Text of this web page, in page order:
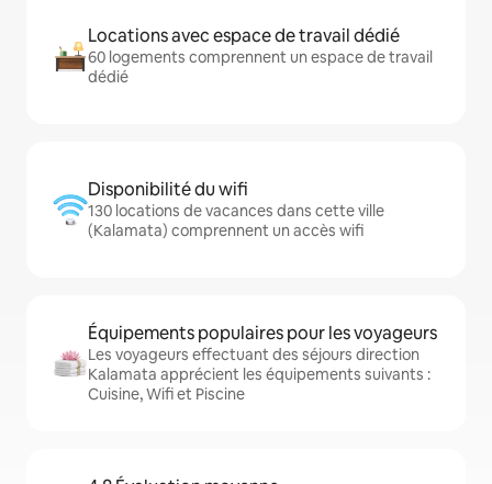
Locations avec espace de travail dédié
60 logements comprennent un espace de travail
dédié
Disponibilité du wifi
130 locations de vacances dans cette ville
(Kalamata) comprennent un accès wifi
Équipements populaires pour les voyageurs
Les voyageurs effectuant des séjours direction
Kalamata apprécient les équipements suivants :
Cuisine, Wifi et Piscine